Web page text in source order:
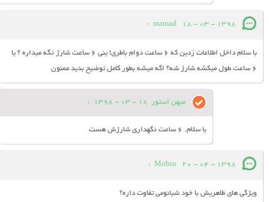
mamad 18 - 03 - 1398
:
با سلام داخل اطلاعات زدین که 6 ساعت دوام باطری! ینی 6 ساعت شارژ نگه میداره ؟ یا
6 ساعت طول میکشه شارژ شه؟ اگه میشه بطور کامل توضیح بدید ممنون
میهن استور 18 - 03 - 1398
:
با سلام. 6 ساعت نگهداری شارژش هست
Mobin 20 - 04 - 1398
:
ویژگی های ظاهریش با خود شیائومی تفاوت داره؟